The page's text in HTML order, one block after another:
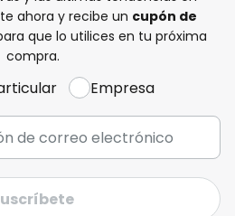
ahora y recibe un cupón de
que lo utilices en tu próxima
compra.
Empresa